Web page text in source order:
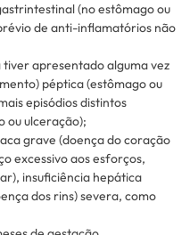
(no estômago ou
de anti-inflamatórios não
apresentado alguma vez
péptica (estômago ou
episódios distintos
ou ulceração);
grave (doença do coração
excessivo aos esforços,
insuficiência hepática
dos rins) severa, como